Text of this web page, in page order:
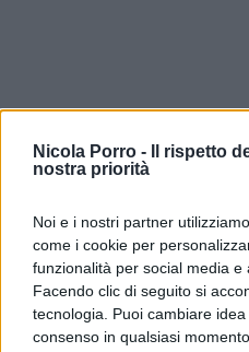
Nicola Porro -
Il rispetto
nostra priorità
Noi e i nostri partner
come i cookie per
funzionalità per social media e
Facendo clic di seguito si
tecnologia. Puoi cambiare
consenso in qualsiasi
prudenza. Anche la
riorganizzazione degli
di controllo meritano di
effetti concreti che
trasformati